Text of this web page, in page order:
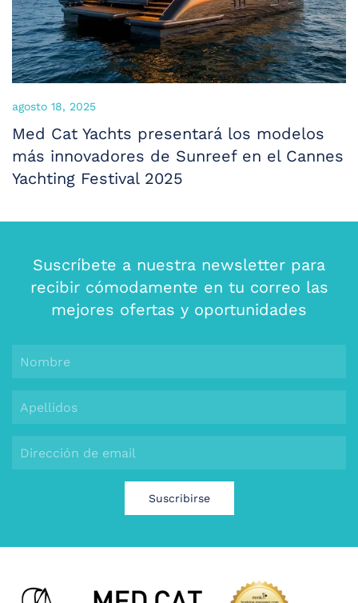
agosto 18, 2025
Med Cat Yachts presentará los modelos
más innovadores de Sunreef en el Cannes
Yachting Festival 2025
Suscríbete a nuestra newsletter para
recibir cómodamente en tu correo las
mejores ofertas y oportunidades
Suscribirse